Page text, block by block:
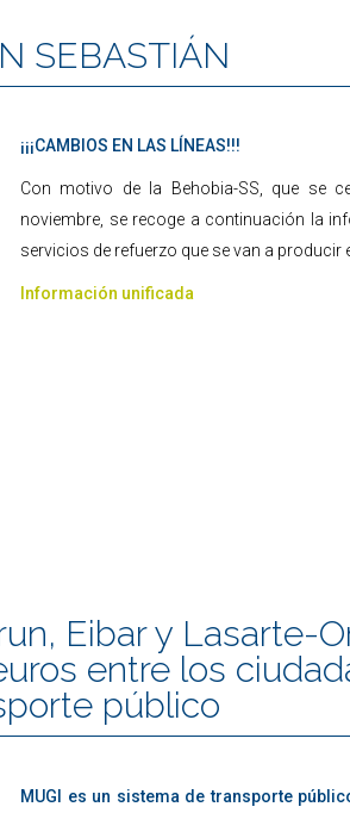
SEBASTIÁN
¡¡¡CAMBIOS EN LAS LÍNEAS!!!
Con motivo de la Behobia-SS, que se
noviembre, se recoge a continuación la
servicios de refuerzo que se van a
Información unificada
Eibar y Lasarte-
entre los
público
MUGI es un sistema de transporte